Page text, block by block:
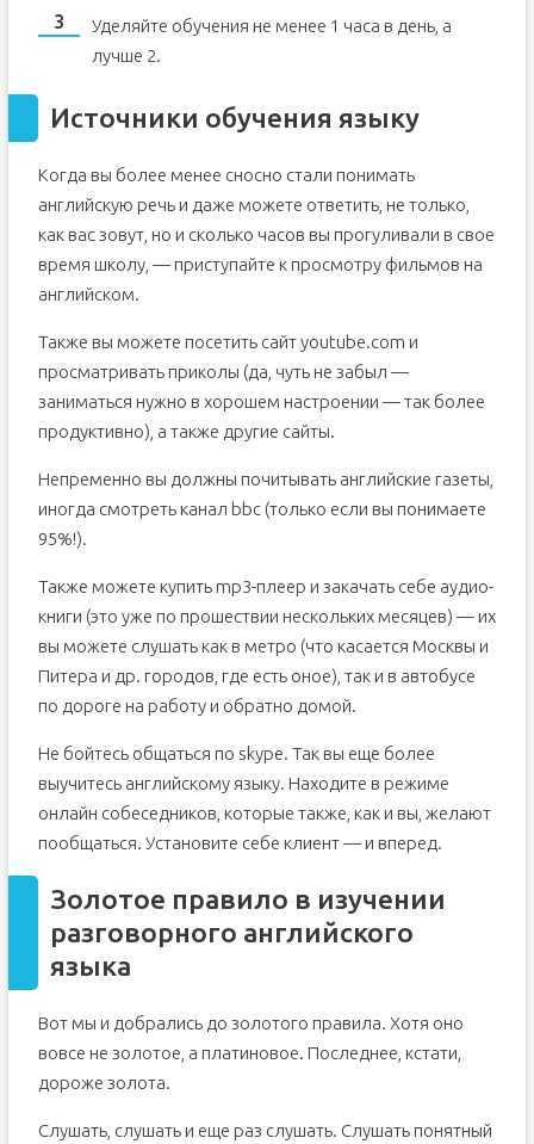
Уделяйте обучения не менее 1 часа в день, а
лучше 2.
Источники обучения языку
Когда вы более менее сносно стали понимать
английскую речь и даже можете ответить, не только,
как вас зовут, но и сколько часов вы прогуливали в свое
время школу, — приступайте к просмотру фильмов на
английском.
Также вы можете посетить сайт youtube.com и
просматривать приколы (да, чуть не забыл —
заниматься нужно в хорошем настроении — так более
продуктивно), а также другие сайты.
Непременно вы должны почитывать английские газеты,
иногда смотреть канал bbc (только если вы понимаете
95%!).
Также можете купить mp3-плеер и закачать себе аудио-
книги (это уже по прошествии нескольких месяцев) — их
вы можете слушать как в метро (что касается Москвы и
Питера и др. городов, где есть оное), так и в автобусе
по дороге на работу и обратно домой.
Не бойтесь общаться по skype. Так вы еще более
выучитесь английскому языку. Находите в режиме
онлайн собеседников, которые также, как и вы, желают
пообщаться. Установите себе клиент — и вперед.
Золотое правило в изучении
разговорного английского
языка
Вот мы и добрались до золотого правила. Хотя оно
вовсе не золотое, а платиновое. Последнее, кстати,
дороже золота.
Слушать, слушать и еще раз слушать. Слушать понятный